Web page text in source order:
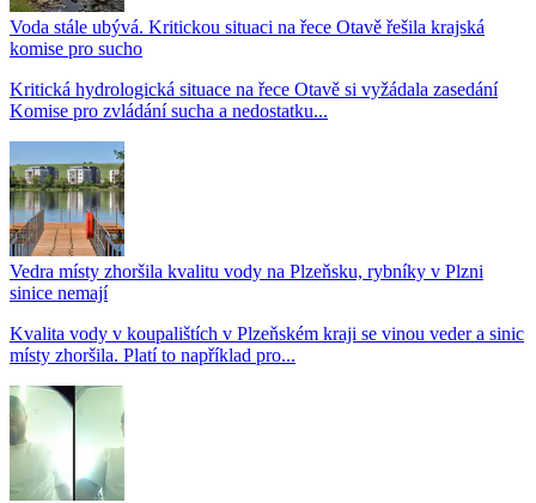
Voda stále ubývá. Kritickou situaci na řece Otavě řešila krajská
komise pro sucho
Kritická hydrologická situace na řece Otavě si vyžádala zasedání
Komise pro zvládání sucha a nedostatku...
Vedra místy zhoršila kvalitu vody na Plzeňsku, rybníky v Plzni
sinice nemají
Kvalita vody v koupalištích v Plzeňském kraji se vinou veder a sinic
místy zhoršila. Platí to například pro...